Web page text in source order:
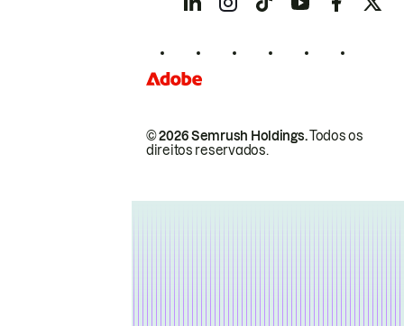
© 2026 Semrush Holdings.Todos os
direitos reservados.